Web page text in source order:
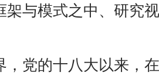
架与模式之中、研究
党的十八大以来，在